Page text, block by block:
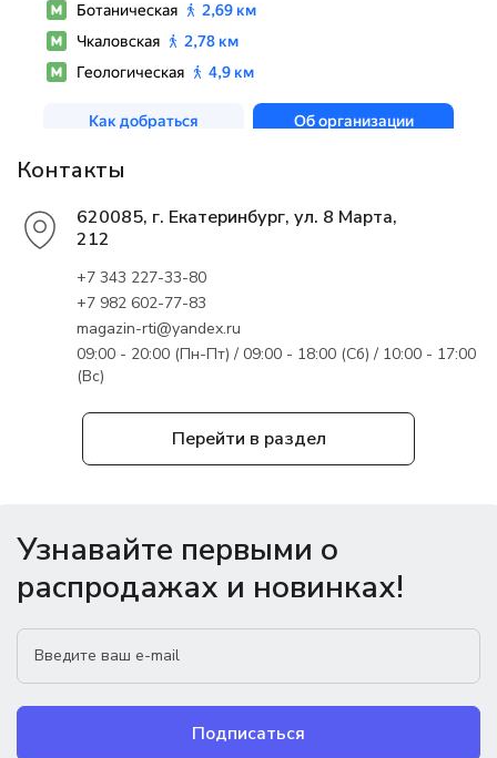
Перейти в раздел
Контакты
620085, г. Екатеринбург, ул. 8 Марта,
212
+7 343 227-33-80
+7 982 602-77-83
magazin-rti@yandex.ru
09:00 - 20:00 (Пн-Пт) / 09:00 - 18:00 (Сб) / 10:00 - 17:00
(Вс)
Узнавайте первыми о
распродажах и новинках!
Подписаться